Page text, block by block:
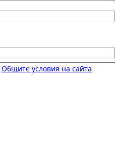
Общите условия на сайта